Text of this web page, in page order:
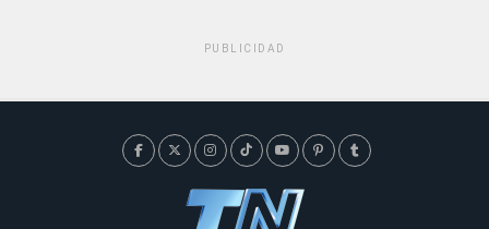
PUBLICIDAD